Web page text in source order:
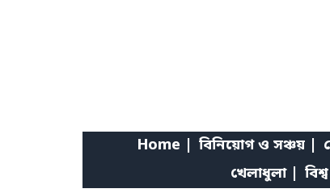
Home | বিনিয়োগ ও সঞ্চয় |
খেলাধুলা |
বিশ্ব |